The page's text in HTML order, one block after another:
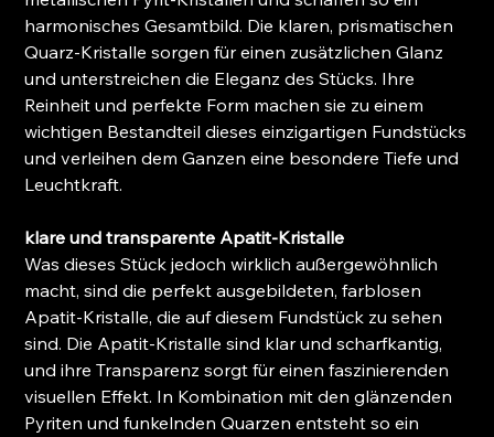
harmonisches Gesamtbild. Die klaren, prismatischen
Quarz-Kristalle sorgen für einen zusätzlichen Glanz
und unterstreichen die Eleganz des Stücks. Ihre
Reinheit und perfekte Form machen sie zu einem
wichtigen Bestandteil dieses einzigartigen Fundstücks
und verleihen dem Ganzen eine besondere Tiefe und
Leuchtkraft.
klare und transparente Apatit-Kristalle
Was dieses Stück jedoch wirklich außergewöhnlich
macht, sind die perfekt ausgebildeten, farblosen
Apatit-Kristalle, die auf diesem Fundstück zu sehen
sind. Die Apatit-Kristalle sind klar und scharfkantig,
und ihre Transparenz sorgt für einen faszinierenden
visuellen Effekt. In Kombination mit den glänzenden
Pyriten und funkelnden Quarzen entsteht so ein